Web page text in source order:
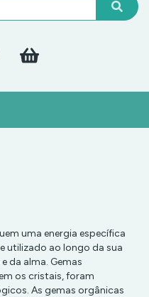
uma energia específica
utilizado ao longo da sua
da alma. Gemas
os cristais, foram
As gemas orgânicas